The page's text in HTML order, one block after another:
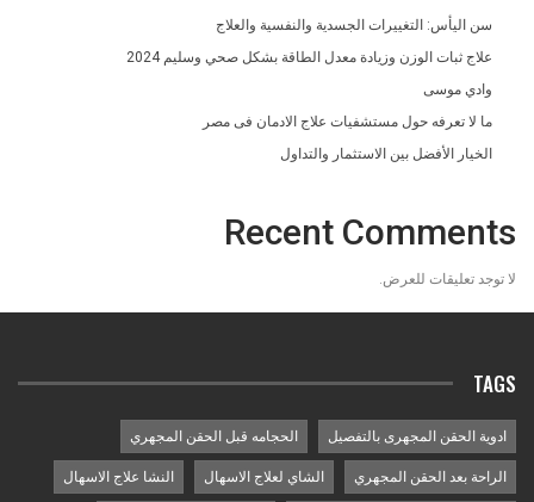
سن اليأس: التغييرات الجسدية والنفسية والعلاج
علاج ثبات الوزن وزيادة معدل الطاقة بشكل صحي وسليم 2024
وادي موسى
ما لا تعرفه حول مستشفيات علاج الادمان فى مصر
الخيار الأفضل بين الاستثمار والتداول
Recent Comments
لا توجد تعليقات للعرض.
TAGS
ادوية الحقن المجهرى بالتفصيل الحجامه قبل الحقن المجهري
الراحة بعد الحقن المجهري الشاي لعلاج الاسهال النشا علاج الاسهال